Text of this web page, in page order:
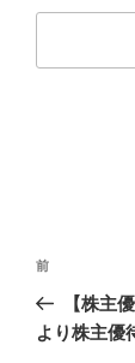
投
ナ
前
の
投
前
【株主
より株主優